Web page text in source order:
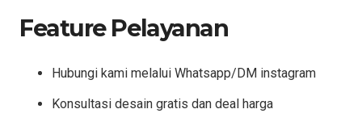
Feature Pelayanan
Hubungi kami melalui Whatsapp/DM instagram
Konsultasi desain gratis dan deal harga